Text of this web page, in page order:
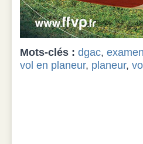
Mots-clés : dgac, examen
vol en planeur, planeur,